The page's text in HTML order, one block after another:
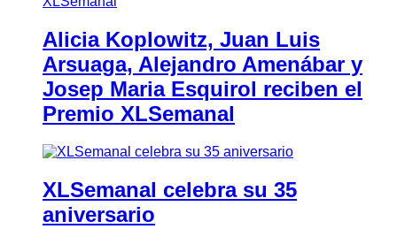
Alicia Koplowitz, Juan Luis
Arsuaga, Alejandro Amenábar y
Josep Maria Esquirol reciben el
Premio XLSemanal
XLSemanal celebra su 35
aniversario